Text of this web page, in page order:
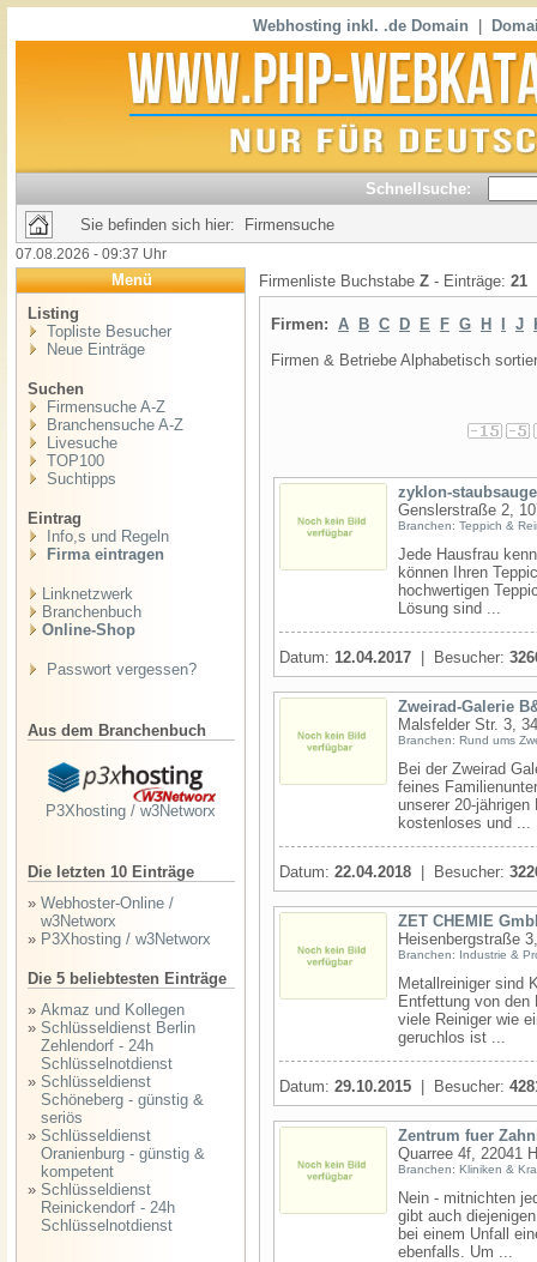
Webhosting inkl. .de Domain
Schnellsuche:
Sie befinden sich hier: Firmensuche
07.08.2026 - 09:37 Uhr
Menü
Listing
Topliste Besucher
Neue Einträge
Suchen
Firmensuche A-Z
Branchensuche A-Z
Livesuche
TOP100
Suchtipps
Eintrag
Info,s und Regeln
Firma eintragen
Linknetzwerk
Branchenbuch
Online-Shop
Passwort vergessen?
Aus dem Branchenbuch
P3Xhosting / w3Networx
Die letzten 10 Einträge
» Webhoster-Online /
w3Networx
» P3Xhosting / w3Networx
Die 5 beliebtesten Einträge
» Akmaz und Kollegen
» Schlüsseldienst Berlin
Zehlendorf - 24h
Schlüsselnotdienst
» Schlüsseldienst
Schöneberg - günstig &
seriös
» Schlüsseldienst
Oranienburg - günstig &
kompetent
» Schlüsseldienst
Reinickendorf - 24h
Schlüsselnotdienst
Firmenliste Buchstabe Z - Einträge: 21
Firmen: A B C D E F G H J
Firmen & Betriebe Alphabetisch
zyklon-
Genslerstraße 2,
Branchen: Teppich &
Jede Hausfrau
können Ihren
hochwertigen
Lösung sind ...
Datum: 12.04.2017 | Besucher:
Zweirad-Galerie
Malsfelder Str. 3,
Branchen: Rund ums
Bei der Zweirad
feines
unserer 20-
kostenloses und ...
Datum: 22.04.2018 | Besucher:
ZET CHEMIE
Heisenbergstraße
Branchen: Industrie &
Metallreiniger sind
Entfettung von
viele Reiniger wie
geruchlos ist ...
Datum: 29.10.2015 | Besucher:
Zentrum fuer
Quarree 4f, 22041
Branchen: Kliniken &
Nein - mitnichten
gibt auch
bei einem Unfall
ebenfalls. Um ...